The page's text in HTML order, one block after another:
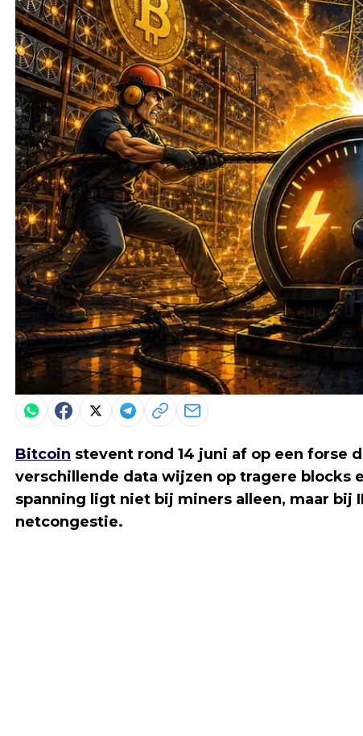
Bitcoin stevent rond 14 juni af op een forse
verschillende data wijzen op tragere
spanning ligt niet bij miners alleen, maar bij
netcongestie.